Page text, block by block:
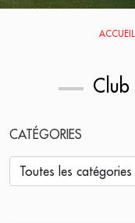
ACCUEIL
Club
CATÉGORIES